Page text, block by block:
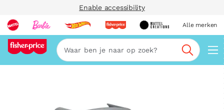
Enable accessibility
Alle merken
Zoeken